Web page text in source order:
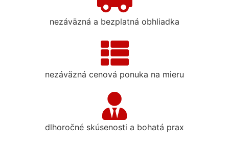
nezáväzná a bezplatná obhliadka
nezáväzná cenová ponuka na mieru
dlhoročné skúsenosti a bohatá prax